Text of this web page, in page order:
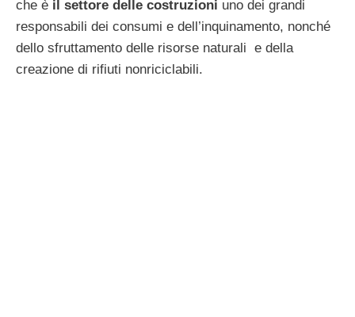
che è il settore delle costruzioni uno dei grandi
responsabili dei consumi e dell’inquinamento, nonché
dello sfruttamento delle risorse naturali e della
creazione di rifiuti nonriciclabili.